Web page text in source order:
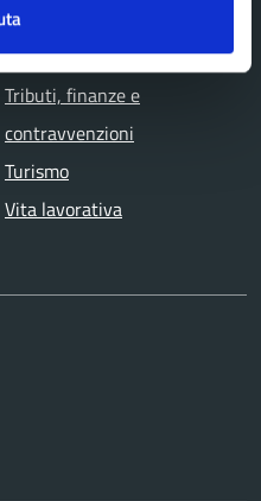
Salute, benessere e
assistenza
Tributi, finanze e
contravvenzioni
Turismo
Vita lavorativa